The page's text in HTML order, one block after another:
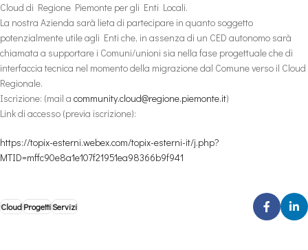
Cloud di Regione Piemonte per gli Enti Locali.
La nostra Azienda sarà lieta di partecipare in quanto soggetto
potenzialmente utile agli Enti che, in assenza di un CED autonomo sarà
chiamata a supportare i Comuni/unioni sia nella fase progettuale che di
interfaccia tecnica nel momento della migrazione dal Comune verso il Cloud
Regionale.
Iscrizione: (mail a community.cloud@regione.piemonte.it)
Link di accesso (previa iscrizione):
https://topix-esterni.webex.com/topix-esterni-it/j.php?
MTID=mffc90e8a1e107f21951ea98366b9f941
CloudProgettiServizi